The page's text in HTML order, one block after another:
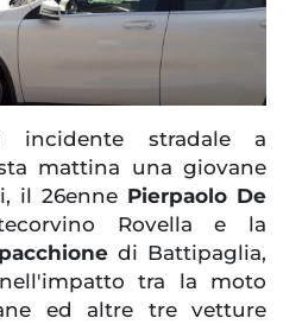
incidente stradale a
mattina una giovane
il 26enne Pierpaolo De
Rovella e la
di Battipaglia,
tra la moto
ed altre tre vetture